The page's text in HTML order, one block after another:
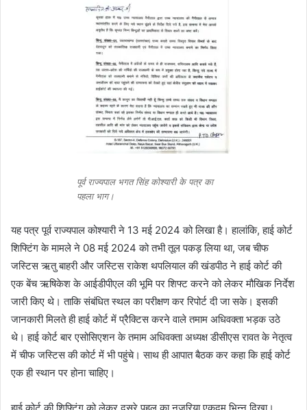
पूर्व राज्यपाल भगत सिंह कोश्यारी के पत्र का
पहला भाग।
यह पत्र पूर्व राज्यपाल कोश्यारी ने 13 मई 2024 को लिखा है। हालांकि, हाई कोर्ट
शिफ्टिंग के मामले ने 08 मई 2024 को तभी तूल पकड़ लिया था, जब चीफ
जस्टिस ऋतु बाहरी और जस्टिस राकेश थपलियाल की खंडपीठ ने हाई कोर्ट की
एक बेंच ऋषिकेश के आईडीपीएल की भूमि पर शिफ्ट करने को लेकर मौखिक निर्देश
जारी किए थे। ताकि संबंधित स्थल का परीक्षण कर रिपोर्ट दी जा सके। इसकी
जानकारी मिलते ही हाई कोर्ट में प्रैक्टिस करने वाले तमाम अधिवक्ता भड़क उठे
थे। हाई कोर्ट बार एसोसिएशन के तमाम अधिवक्ता अध्यक्ष डीसीएस रावत के नेतृत्व
में चीफ जस्टिस की कोर्ट में भी पहुंचे। साथ ही आपात बैठक कर कहा कि हाई कोर्ट
एक ही स्थान पर होना चाहिए।